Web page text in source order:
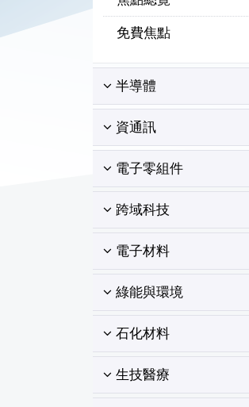
免費焦點
半導體
資通訊
電子零組件
跨域科技
電子材料
綠能與環境
石化材料
生技醫療